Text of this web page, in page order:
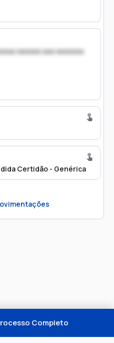
xxxxxx xxx xxxxxxx
Certidão - Genérica
Completo